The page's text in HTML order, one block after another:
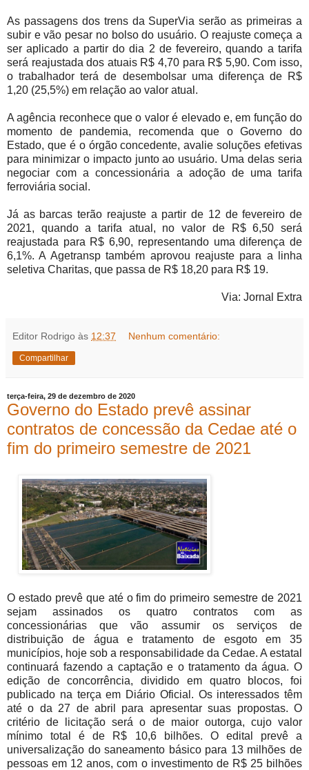
As passagens dos trens da SuperVia serão as primeiras a
subir e vão pesar no bolso do usuário. O reajuste começa a
ser aplicado a partir do dia 2 de fevereiro, quando a tarifa
será reajustada dos atuais R$ 4,70 para R$ 5,90. Com isso,
o trabalhador terá de desembolsar uma diferença de R$
1,20 (25,5%) em relação ao valor atual.
A agência reconhece que o valor é elevado e, em função do
momento de pandemia, recomenda que o Governo do
Estado, que é o órgão concedente, avalie soluções efetivas
para minimizar o impacto junto ao usuário. Uma delas seria
negociar com a concessionária a adoção de uma tarifa
ferroviária social.
Já as barcas terão reajuste a partir de 12 de fevereiro de
2021, quando a tarifa atual, no valor de R$ 6,50 será
reajustada para R$ 6,90, representando uma diferença de
6,1%. A Agetransp também aprovou reajuste para a linha
seletiva Charitas, que passa de R$ 18,20 para R$ 19.
Via: Jornal Extra
Editor Rodrigo às 12:37 Nenhum comentário:
Compartilhar
terça-feira, 29 de dezembro de 2020
Governo do Estado prevê assinar
contratos de concessão da Cedae até o
fim do primeiro semestre de 2021
O estado prevê que até o fim do primeiro semestre de 2021
sejam assinados os quatro contratos com as
concessionárias que vão assumir os serviços de
distribuição de água e tratamento de esgoto em 35
municípios, hoje sob a responsabilidade da Cedae. A estatal
continuará fazendo a captação e o tratamento da água. O
edição de concorrência, dividido em quatro blocos, foi
publicado na terça em Diário Oficial. Os interessados têm
até o da 27 de abril para apresentar suas propostas. O
critério de licitação será o de maior outorga, cujo valor
mínimo total é de R$ 10,6 bilhões. O edital prevê a
universalização do saneamento básico para 13 milhões de
pessoas em 12 anos, com o investimento de R$ 25 bilhões